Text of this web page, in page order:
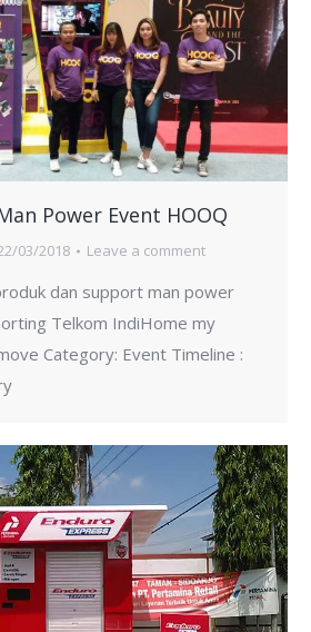
Power Event HOOQ
03/2018 Leave a comment
dan support man power
Telkom IndiHome my
Category: Event Timeline :